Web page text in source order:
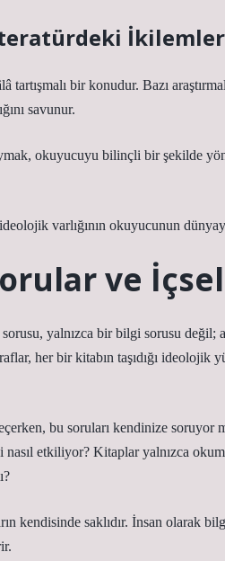
İkilemler
tartışmalı bir konudur. Bazı
savunur.
okuyucuyu bilinçli bir şekilde
varlığının okuyucunun
ve
yalnızca bir bilgi sorusu değil;
her bir kitabın taşıdığı
bu soruları kendinize soruyor
etkiliyor? Kitaplar yalnızca
kendisinde saklıdır. İnsan olarak